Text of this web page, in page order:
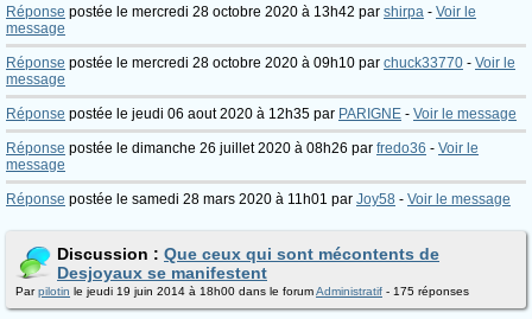
Réponse postée le mercredi 28 octobre 2020 à 13h42 par shirpa - Voir le
message
Réponse postée le mercredi 28 octobre 2020 à 09h10 par chuck33770 - Voir le
message
Réponse postée le jeudi 06 aout 2020 à 12h35 par PARIGNE - Voir le message
Réponse postée le dimanche 26 juillet 2020 à 08h26 par fredo36 - Voir le
message
Réponse postée le samedi 28 mars 2020 à 11h01 par Joy58 - Voir le message
Discussion : Que ceux qui sont mécontents de
Desjoyaux se manifestent
Parpilotin le jeudi 19 juin 2014 à 18h00 dans le forumAdministratif - 175 réponses